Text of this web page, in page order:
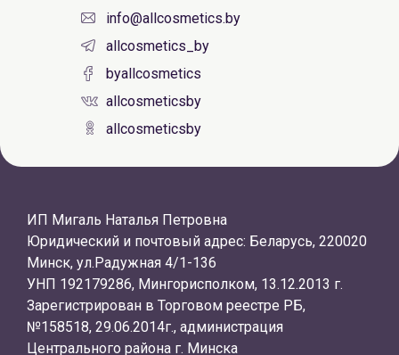
info@allcosmetics.by
allcosmetics_by
byallcosmetics
allcosmeticsby
allcosmeticsby
ИП Мигаль Наталья Петровна
Юридический и почтовый адрес: Беларусь, 220020
Минск, ул.Радужная 4/1-136
УНП 192179286, Мингорисполком, 13.12.2013 г.
Зарегистрирован в Торговом реестре РБ,
№158518, 29.06.2014г., администрация
Центрального района г. Минска